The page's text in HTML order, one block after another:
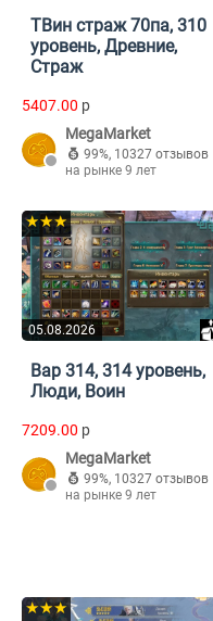
ТВин страж 70па, 310
уровень, Древние,
Страж
5407.00 p
MegaMarket
99%, 10327 отзывов
на рынке 9 лет
05.08.2026
★★★
Вар 314, 314 уровень,
Люди, Воин
7209.00 p
MegaMarket
99%, 10327 отзывов
на рынке 9 лет
★★★